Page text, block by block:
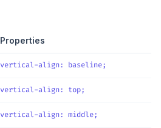
Properties
vertical-align: baseline;
vertical-align: top;
vertical-align: middle;